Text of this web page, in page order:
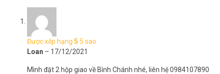
* Ứng dụng
– Mạng viễn thông.
– Mạng cáp truyền hình CATV.
Được xếp hạng 5 5 sao
Loan – 17/12/2021
Mình đặt 2 hộp giao về Bình Chánh nhé, liên hệ 0984107890